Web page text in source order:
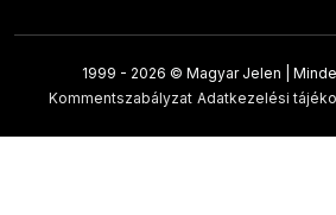
1999 - 2026 © Magyar Jelen |
Kommentszabályzat Adatkezelési